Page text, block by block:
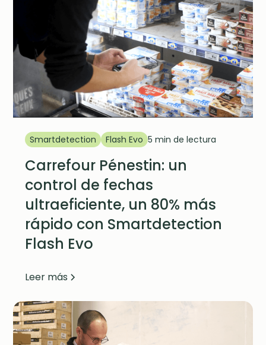
Smartdetection Flash Evo 5 min de lectura
Carrefour Pénestin: un
control de fechas
ultraeficiente, un 80% más
rápido con Smartdetection
Flash Evo
Leer más